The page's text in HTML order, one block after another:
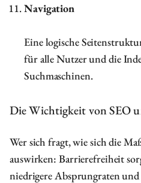
Navigation
Eine logische
für alle Nutzer und die
Suchmaschinen.
Die Wichtigkeit von SEO
Wer sich fragt, wie sich die
auswirken: Barrierefreiheit
niedrigere Absprungraten und